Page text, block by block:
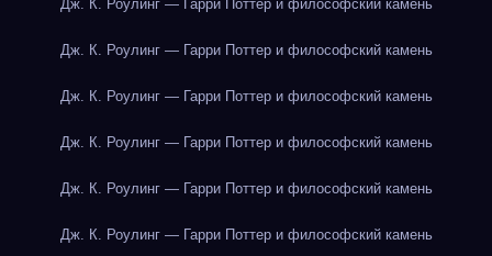
Дж. К. Роулинг — Гарри Поттер и философский камень
Дж. К. Роулинг — Гарри Поттер и философский камень
Дж. К. Роулинг — Гарри Поттер и философский камень
Дж. К. Роулинг — Гарри Поттер и философский камень
Дж. К. Роулинг — Гарри Поттер и философский камень
Дж. К. Роулинг — Гарри Поттер и философский камень